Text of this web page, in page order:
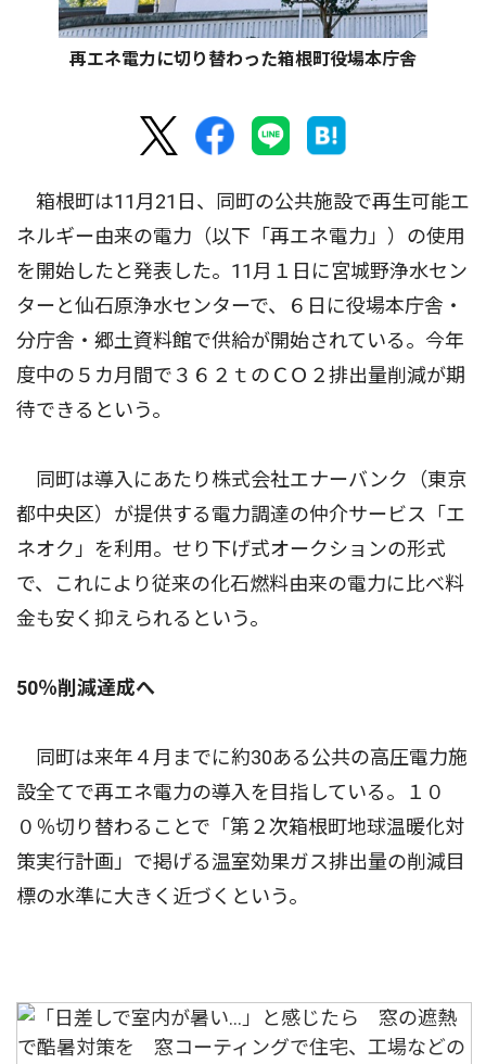
再エネ電力に切り替わった箱根町役場本庁舎
箱根町は11月21日、同町の公共施設で再生可能エ
ネルギー由来の電力（以下「再エネ電力」）の使用
を開始したと発表した。11月１日に宮城野浄水セン
ターと仙石原浄水センターで、６日に役場本庁舎・
分庁舎・郷土資料館で供給が開始されている。今年
度中の５カ月間で３６２ｔのＣＯ２排出量削減が期
待できるという。
同町は導入にあたり株式会社エナーバンク（東京
都中央区）が提供する電力調達の仲介サービス「エ
ネオク」を利用。せり下げ式オークションの形式
で、これにより従来の化石燃料由来の電力に比べ料
金も安く抑えられるという。
50％削減達成へ
同町は来年４月までに約30ある公共の高圧電力施
設全てで再エネ電力の導入を目指している。１０
０％切り替わることで「第２次箱根町地球温暖化対
策実行計画」で掲げる温室効果ガス排出量の削減目
標の水準に大きく近づくという。